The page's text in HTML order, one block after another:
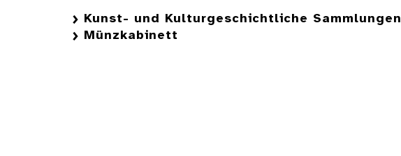
Kunst- und Kulturgeschichtliche Sammlungen
Münzkabinett